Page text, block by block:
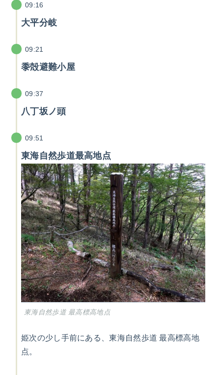
09:16
大平分岐
09:21
黍殻避難小屋
09:37
八丁坂ノ頭
09:51
東海自然歩道最高地点
東海自然歩道 最高標高地点
姫次の少し手前にある、東海自然歩道 最高標高地
点。